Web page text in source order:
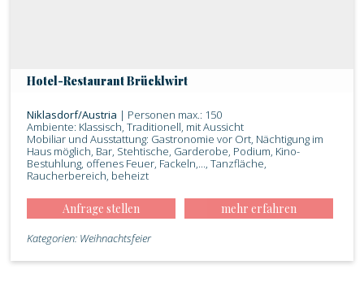
Hotel-Restaurant Brücklwirt
Niklasdorf/Austria | Personen max.: 150
Ambiente: Klassisch, Traditionell, mit Aussicht
Mobiliar und Ausstattung: Gastronomie vor Ort, Nächtigung im
Haus möglich, Bar, Stehtische, Garderobe, Podium, Kino-
Bestuhlung, offenes Feuer, Fackeln,..., Tanzfläche,
Raucherbereich, beheizt
Anfrage stellen mehr erfahren
Kategorien: Weihnachtsfeier